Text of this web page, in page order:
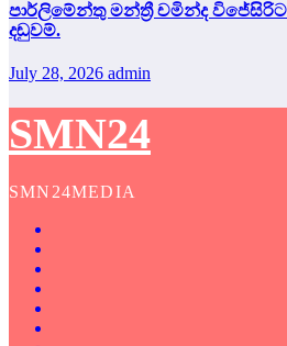
පාර්ලිමේන්තු මන්ත්‍රී චමින්ද
දඬුවම්.
July 28, 2026 admin
SMN24
SMN24MEDIA